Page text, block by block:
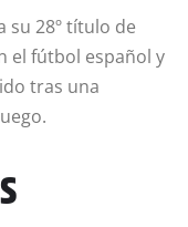
su 28º título de
el fútbol español y
tras una